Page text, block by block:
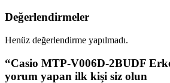
Değerlendirmeler
Henüz değerlendirme yapılmadı.
“Casio MTP-V006D-2BUDF
yorum yapan ilk kişi siz olun